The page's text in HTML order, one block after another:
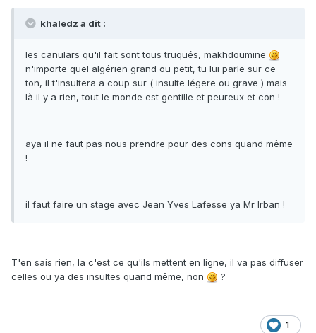
khaledz a dit :
les canulars qu'il fait sont tous truqués, makhdoumine
n'importe quel algérien grand ou petit, tu lui parle sur ce
ton, il t'insultera a coup sur ( insulte légere ou grave ) mais
là il y a rien, tout le monde est gentille et peureux et con !
aya il ne faut pas nous prendre pour des cons quand même
!
il faut faire un stage avec Jean Yves Lafesse ya Mr Irban !
T'en sais rien, la c'est ce qu'ils mettent en ligne, il va pas diffuser
celles ou ya des insultes quand même, non
?
1